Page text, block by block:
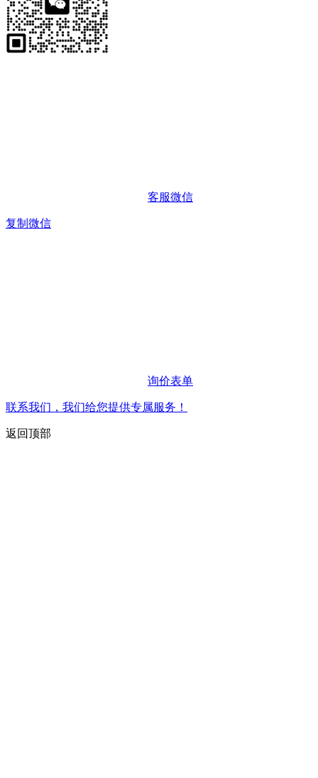
客服微信
复制微信
询价表单
联系我们，我们给您提供专属服务！
返回顶部